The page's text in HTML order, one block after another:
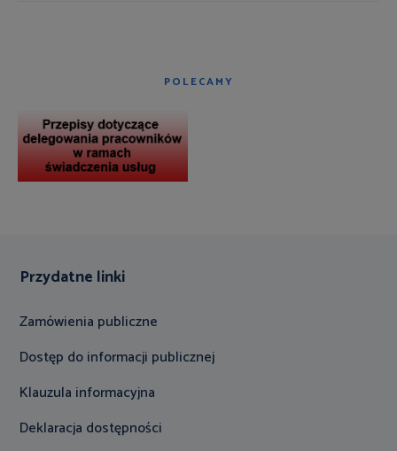
POLECAMY
Przydatne linki
Zamówienia publiczne
Dostęp do informacji publicznej
Klauzula informacyjna
Deklaracja dostępności